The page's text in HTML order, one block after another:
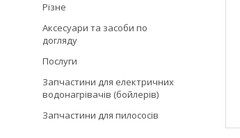
Різне
Аксесуари та засоби по
догляду
Послуги
Запчастини для електричних
водонагрівачів (бойлерів)
Запчастини для пилососів